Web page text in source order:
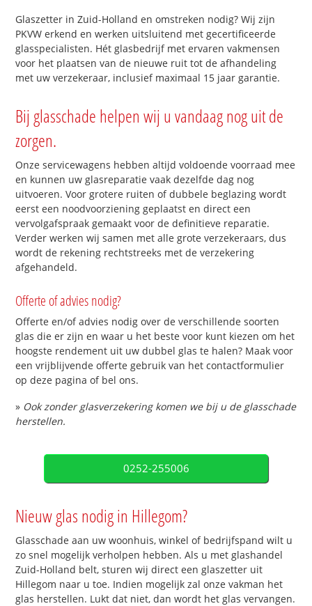
Glaszetter in Zuid-Holland en omstreken nodig? Wij zijn
PKVW erkend en werken uitsluitend met gecertificeerde
glasspecialisten. Hét glasbedrijf met ervaren vakmensen
voor het plaatsen van de nieuwe ruit tot de afhandeling
met uw verzekeraar, inclusief maximaal 15 jaar garantie.
Bij glasschade helpen wij u vandaag nog uit de
zorgen.
Onze servicewagens hebben altijd voldoende voorraad mee
en kunnen uw glasreparatie vaak dezelfde dag nog
uitvoeren. Voor grotere ruiten of dubbele beglazing wordt
eerst een noodvoorziening geplaatst en direct een
vervolgafspraak gemaakt voor de definitieve reparatie.
Verder werken wij samen met alle grote verzekeraars, dus
wordt de rekening rechtstreeks met de verzekering
afgehandeld.
Offerte of advies nodig?
Offerte en/of advies nodig over de verschillende soorten
glas die er zijn en waar u het beste voor kunt kiezen om het
hoogste rendement uit uw dubbel glas te halen? Maak voor
een vrijblijvende offerte gebruik van het contactformulier
op deze pagina of bel ons.
» Ook zonder glasverzekering komen we bij u de glasschade
herstellen.
0252-255006
Nieuw glas nodig in Hillegom?
Glasschade aan uw woonhuis, winkel of bedrijfspand wilt u
zo snel mogelijk verholpen hebben. Als u met glashandel
Zuid-Holland belt, sturen wij direct een glaszetter uit
Hillegom naar u toe. Indien mogelijk zal onze vakman het
glas herstellen. Lukt dat niet, dan wordt het glas vervangen.